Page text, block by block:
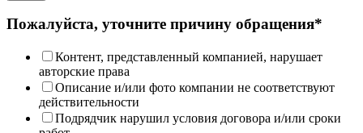
Пожалуйста, уточните причину обращения*
Контент, представленный компанией, нарушает
авторские права
Описание и/или фото компании не соответствуют
действительности
Подрядчик нарушил условия договора и/или сроки